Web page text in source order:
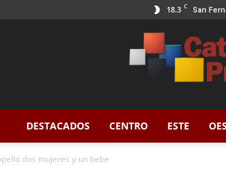
18.3 C San
DESTACADOS CENTRO ESTE
dos mujeres y un bebe